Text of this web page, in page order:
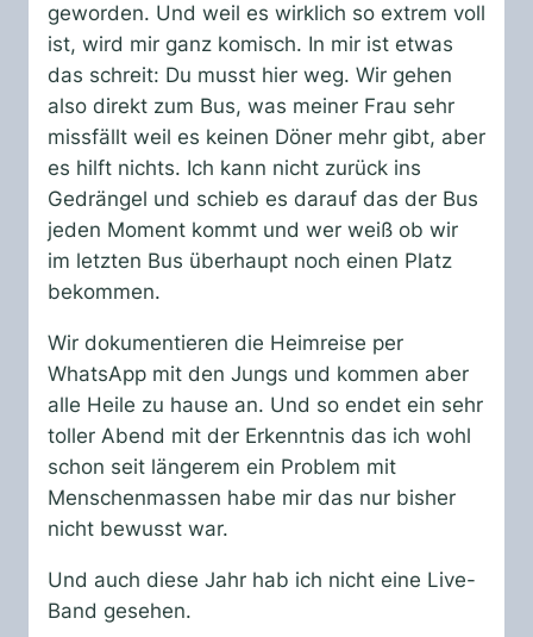
geworden. Und weil es wirklich so extrem voll
ist, wird mir ganz komisch. In mir ist etwas
das schreit: Du musst hier weg. Wir gehen
also direkt zum Bus, was meiner Frau sehr
missfällt weil es keinen Döner mehr gibt, aber
es hilft nichts. Ich kann nicht zurück ins
Gedrängel und schieb es darauf das der Bus
jeden Moment kommt und wer weiß ob wir
im letzten Bus überhaupt noch einen Platz
bekommen.
Wir dokumentieren die Heimreise per
WhatsApp mit den Jungs und kommen aber
alle Heile zu hause an. Und so endet ein sehr
toller Abend mit der Erkenntnis das ich wohl
schon seit längerem ein Problem mit
Menschenmassen habe mir das nur bisher
nicht bewusst war.
Und auch diese Jahr hab ich nicht eine Live-
Band gesehen.